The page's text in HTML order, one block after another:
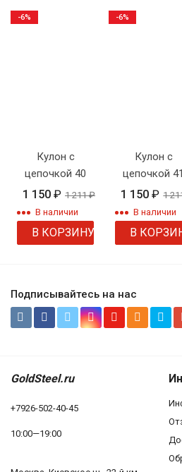
Кулон с
цепочкой 40
1 150 ₽ 1 211₽
В наличии
В КОРЗИНУ
-6%
Кулон с
цепочкой 41
1 150₽ 1
В наличии
В
-6%
Подписывайтесь на нас
GoldSteel.ru
+7926-502-40-45
10:00—19:00